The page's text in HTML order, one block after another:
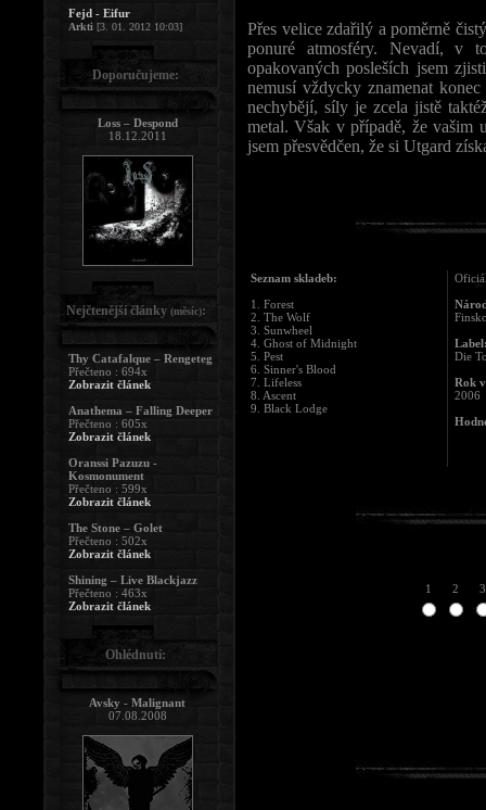
Přes velice zdařilý a poměrně
ponuré atmosféry. Nevadí, v
opakovaných posleších jsem
nemusí vždycky znamenat
nechybějí, síly je zcela jistě
metal. Však v případě, že vašim
jsem přesvědčen, že si Utgard
Seznam skladeb:
1. Forest
2. The Wolf
3. Sunwheel
4. Ghost of Midnight
5. Pest
6. Sinner's Blood
7. Lifeless
8. Ascent
9. Black Lodge
Die
Rok
2006
1 2 3
Fejd - Eifur
Arkti [3. 01. 2012 10:03]
Doporučujeme:
Loss – Despond
18.12.2011
Nejčtenější články (měsíc):
Thy Catafalque – Rengeteg
Přečteno : 694x
Zobrazit článek
Anathema – Falling Deeper
Přečteno : 605x
Zobrazit článek
Oranssi Pazuzu -
Kosmonument
Přečteno : 599x
Zobrazit článek
The Stone – Golet
Přečteno : 502x
Zobrazit článek
Shining – Live Blackjazz
Přečteno : 463x
Zobrazit článek
Ohlédnutí:
Avsky - Malignant
07.08.2008